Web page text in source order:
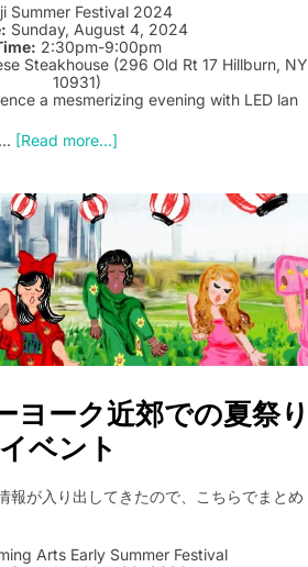
Summer Festival 2024
Sunday, August 4, 2024
2:30pm-9:00pm
Steakhouse (296 Old Rt 17 Hillburn, NY
10931)
a mesmerizing evening with LED lan
… [Read more...]
ヨーク近郊での夏祭り
イベント
報が入り出してきたので、こちらでまとめ
Arts Early Summer Festival